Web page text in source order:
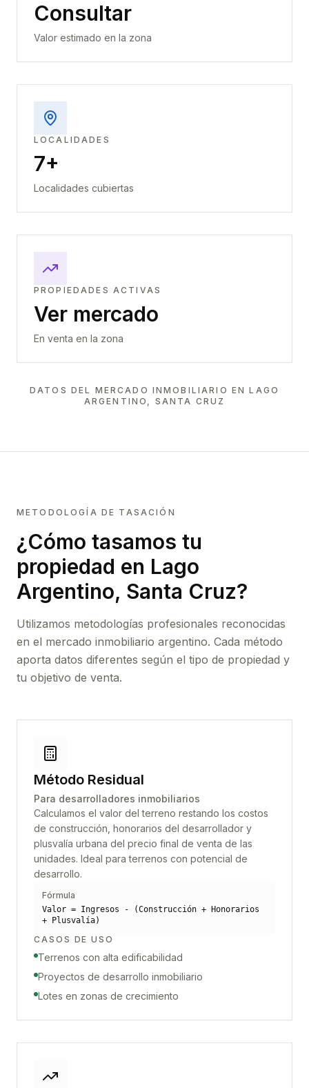
Consultar
Valor estimado en la zona
LOCALIDADES
7+
Localidades cubiertas
PROPIEDADES ACTIVAS
Ver mercado
En venta en la zona
DATOS DEL MERCADO INMOBILIARIO ENLAGO
ARGENTINO, SANTA CRUZ
METODOLOGÍA DE TASACIÓN
¿Cómo tasamos tu
propiedad en Lago
Argentino, Santa Cruz?
Utilizamos metodologías profesionales reconocidas
en el mercado inmobiliario argentino. Cada método
aporta datos diferentes según el tipo de propiedad y
tu objetivo de venta.
Método Residual
Para desarrolladores inmobiliarios
Calculamos el valor del terreno restando los costos
de construcción, honorarios del desarrollador y
plusvalía urbana del precio final de venta de las
unidades. Ideal para terrenos con potencial de
desarrollo.
Fórmula
Valor = Ingresos - (Construcción + Honorarios
+ Plusvalía)
CASOS DE USO
Terrenos con alta edificabilidad
Proyectos de desarrollo inmobiliario
Lotes en zonas de crecimiento